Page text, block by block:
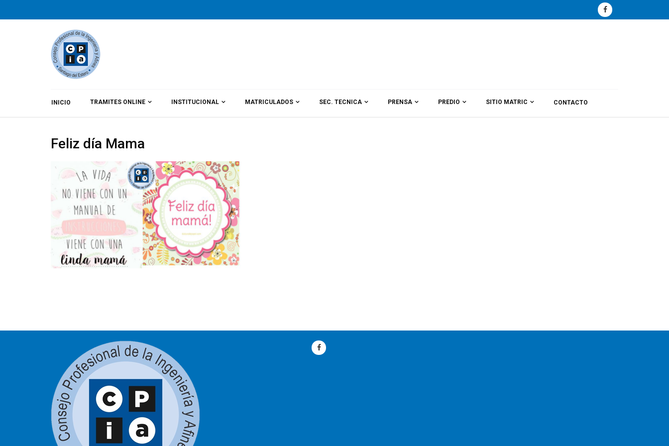
INICIO TRAMITES ONLINE INSTITUCIONAL MATRICULADOS SEC. TECNICA PRENSA PREDIO SITIO MATRIC CONTACTO
ByCPIA Category: Noticias
Feliz día Mama